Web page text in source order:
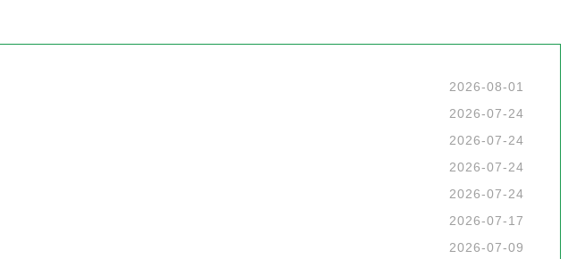
2026-08-01
2026-07-24
2026-07-24
2026-07-24
2026-07-24
2026-07-17
2026-07-09